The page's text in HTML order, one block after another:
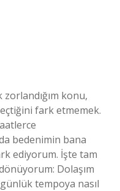
konu,
fark etmemek.
bedenimin bana
ediyorum. İşte tam
Dolaşım
tempoya nasıl